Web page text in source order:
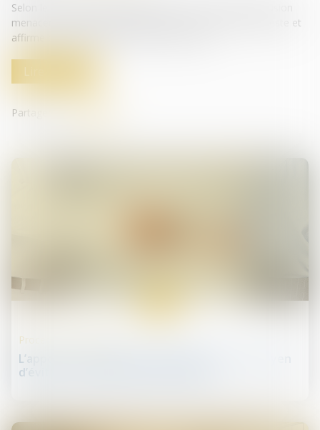
Selon le directeur général adjoint de Suez, le projet de fusion
menacerait jusqu'à 5000 emplois en France. Veolia conteste et
affirme qu'il "préservera 100% des emplois"...
Lire la suite
Partager sur
L’apport en compte courant d’associé : un moyen
d’éviter le redressement judiciaire ?
Procédures collectives